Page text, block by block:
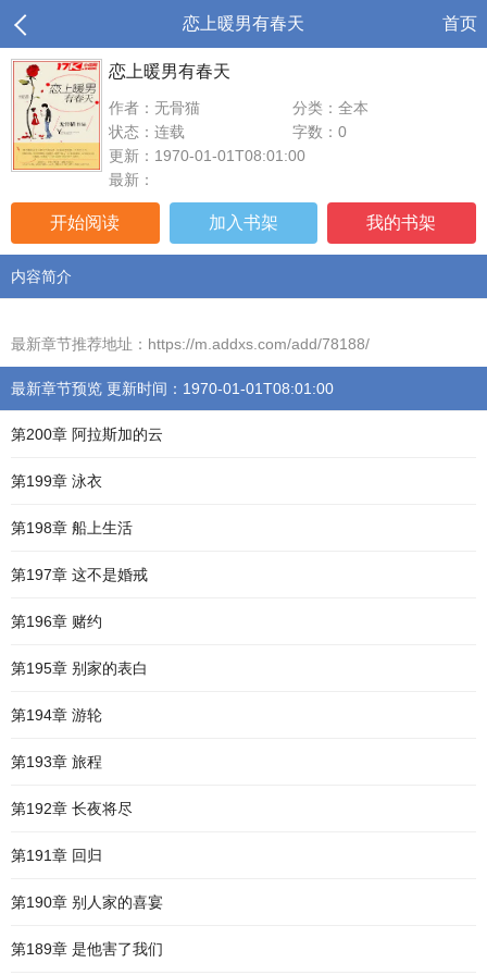
恋上暖男有春天 首页
恋上暖男有春天
作者：无骨猫
分类：全本
状态：连载
字数：0
更新：1970-01-01T08:01:00
最新：
开始阅读 加入书架 我的书架
内容简介
最新章节推荐地址：https://m.addxs.com/add/78188/
最新章节预览 更新时间：1970-01-01T08:01:00
第200章 阿拉斯加的云
第199章 泳衣
第198章 船上生活
第197章 这不是婚戒
第196章 赌约
第195章 别家的表白
第194章 游轮
第193章 旅程
第192章 长夜将尽
第191章 回归
第190章 别人家的喜宴
第189章 是他害了我们